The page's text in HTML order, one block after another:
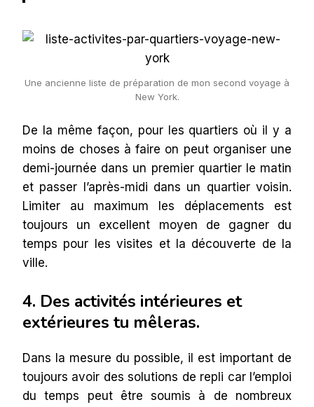
Une ancienne liste de préparation de mon second voyage à
New York.
De la même façon, pour les quartiers où il y a
moins de choses à faire on peut organiser une
demi-journée dans un premier quartier le matin
et passer l’après-midi dans un quartier voisin.
Limiter au maximum les déplacements est
toujours un excellent moyen de gagner du
temps pour les visites et la découverte de la
ville.
4. Des activités intérieures et
extérieures tu mêleras.
Dans la mesure du possible, il est important de
toujours avoir des solutions de repli car l’emploi
du temps peut être soumis à de nombreux